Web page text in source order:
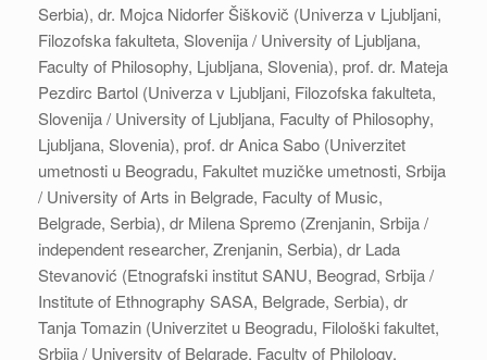
Serbia), dr. Mojca Nidorfer Šiškovič (Univerza v Ljubljani,
Filozofska fakulteta, Slovenija / University of Ljubljana,
Faculty of Philosophy, Ljubljana, Slovenia), prof. dr. Mateja
Pezdirc Bartol (Univerza v Ljubljani, Filozofska fakulteta,
Slovenija / University of Ljubljana, Faculty of Philosophy,
Ljubljana, Slovenia), prof. dr Anica Sabo (Univerzitet
umetnosti u Beogradu, Fakultet muzičke umetnosti, Srbija
/ University of Arts in Belgrade, Faculty of Music,
Belgrade, Serbia), dr Milena Spremo (Zrenjanin, Srbija /
independent researcher, Zrenjanin, Serbia), dr Lada
Stevanović (Etnografski institut SANU, Beograd, Srbija /
Institute of Ethnography SASA, Belgrade, Serbia), dr
Tanja Tomazin (Univerzitet u Beogradu, Filološki fakultet,
Srbija / University of Belgrade, Faculty of Philology,